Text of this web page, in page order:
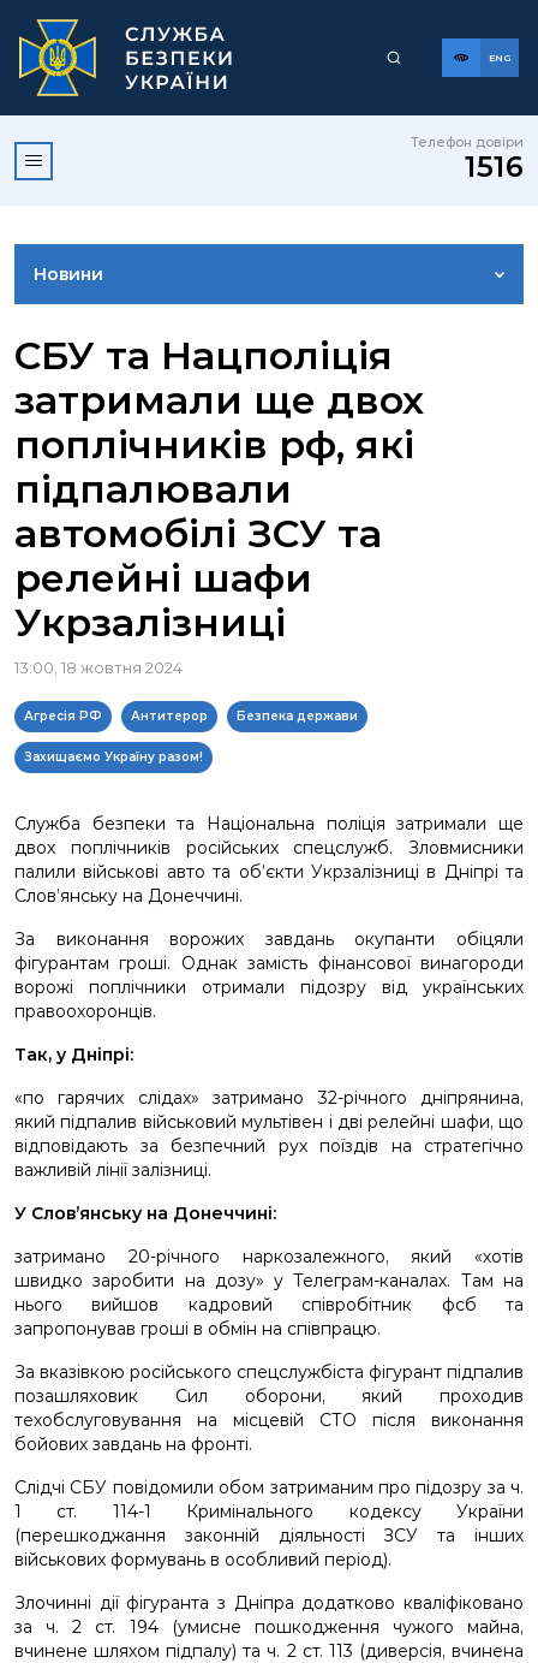
ENG
Телефон довіри
1516
Новини
ВІДЕОГАЛЕРЕЯ
КОНТАКТИ ПРЕСЦЕНТРУ
СБУ та Нацполіція
затримали ще двох
поплічників рф, які
підпалювали
автомобілі ЗСУ та
релейні шафи
Укрзалізниці
13:00, 18 жовтня 2024
Агресія РФ Антитерор Безпека держави
Захищаємо Україну разом!
Служба безпеки та Національна поліція затримали ще
двох поплічників російських спецслужб. Зловмисники
палили військові авто та об’єкти Укрзалізниці в Дніпрі та
Слов’янську на Донеччині.
За виконання ворожих завдань окупанти обіцяли
фігурантам гроші. Однак замість фінансової винагороди
ворожі поплічники отримали підозру від українських
правоохоронців.
Так, у Дніпрі:
«по гарячих слідах» затримано 32-річного дніпрянина,
який підпалив військовий мультівен і дві релейні шафи, що
відповідають за безпечний рух поїздів на стратегічно
важливій лінії залізниці.
У Слов’янську на Донеччині:
затримано 20-річного наркозалежного, який «хотів
швидко заробити на дозу» у Телеграм-каналах. Там на
нього вийшов кадровий співробітник фсб та
запропонував гроші в обмін на співпрацю.
За вказівкою російського спецслужбіста фігурант підпалив
позашляховик Сил оборони, який проходив
техобслуговування на місцевій СТО після виконання
бойових завдань на фронті.
Слідчі СБУ повідомили обом затриманим про підозру за ч.
1 ст. 114-1 Кримінального кодексу України
(перешкоджання законній діяльності ЗСУ та інших
військових формувань в особливий період).
Злочинні дії фігуранта з Дніпра додатково кваліфіковано
за ч. 2 ст. 194 (умисне пошкодження чужого майна,
вчинене шляхом підпалу) та ч. 2 ст. 113 (диверсія, вчинена